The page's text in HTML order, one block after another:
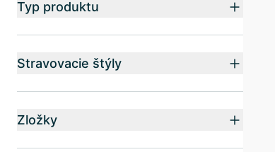
Typ produktu
Stravovacie štýly
Zložky